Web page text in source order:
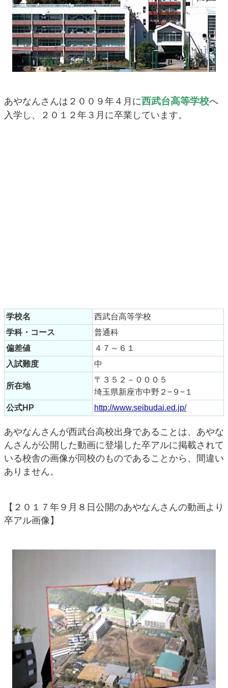
あやなんさんは２００９年４月に西武台高等学校へ
入学し、２０１２年３月に卒業しています。
学校名
西武台高等学校
学科・コース
普通科
偏差値
４７～６１
入試難度
中
所在地
〒３５２－０００５
埼玉県新座市中野２−９−１
公式HP
http://www.seibudai.ed.jp/
あやなんさんが西武台高校出身であることは、あやな
んさんが公開した動画に登場した卒アルに掲載されて
いる校舎の画像が同校のものであることから、間違い
ありません。
【２０１７年９月８日公開のあやなんさんの動画より
卒アル画像】